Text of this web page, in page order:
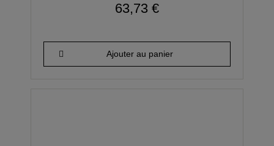
63,73 €
Ajouter au panier